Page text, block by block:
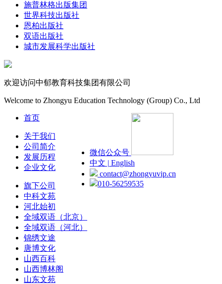
施普林格出版集团
世界科技出版社
恩柏出版社
双语出版社
城市发展科学出版社
欢迎访问中郁教育科技集团有限公司
Welcome to Zhongyu Education Technology (Group) Co., Ltd
微信公众号
中文 | English
contact@zhongyuvip.cn
010-56259535
首页
关于我们
公司简介
发展历程
企业文化
旗下公司
中科文苑
河北始初
全域双语（北京）
全域双语（河北）
锦绣文途
唐博文化
山西百科
山西博林阁
山东文苑